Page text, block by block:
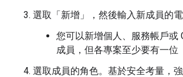
選取「新增」
，然後輸入新成員的
您可以新增個人、服務帳戶或
成員，但各專案至少要有一位
選取成員的角色。基於安全考量，